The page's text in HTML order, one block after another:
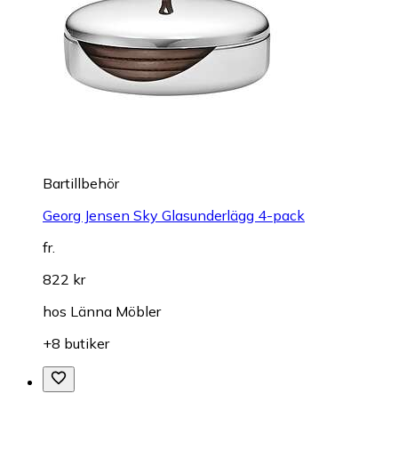
Bartillbehör
Georg Jensen Sky Glasunderlägg 4-pack
fr.
822 kr
hos Länna Möbler
+8 butiker